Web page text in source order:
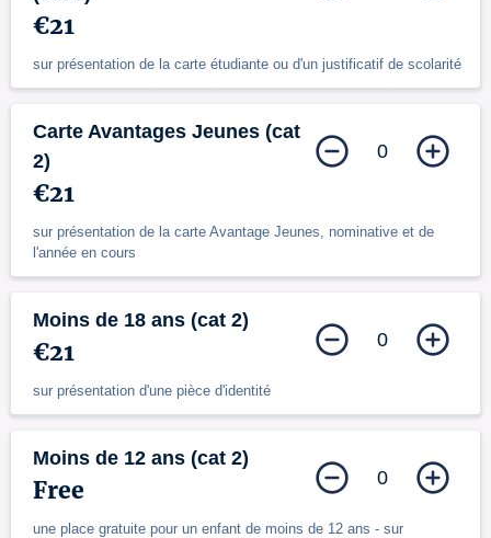
€21
sur présentation de la carte étudiante ou d'un justificatif de scolarité
Carte Avantages Jeunes (cat
2)
€21
sur présentation de la carte Avantage Jeunes, nominative et de
l'année en cours
0
Moins de 18 ans (cat 2)
€21
sur présentation d'une pièce d'identité
0
Moins de 12 ans (cat 2)
Free
une place gratuite pour un enfant de moins de 12 ans - sur
0